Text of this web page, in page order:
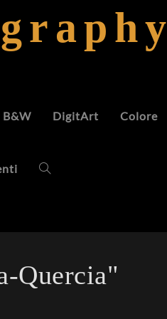
B&W DigitArt Colore
Quercia"